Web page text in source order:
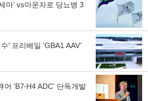
마' vs마운자로 당뇨병 3
’ 프리베일 'GBA1 AAV'
어 'B7-H4 ADC' 단독개발